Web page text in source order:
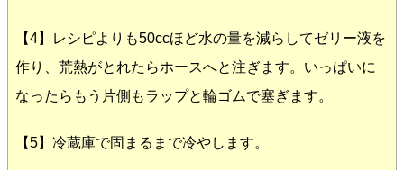
【4】レシピよりも50ccほど水の量を減らしてゼリー液を
作り、荒熱がとれたらホースへと注ぎます。いっぱいに
なったらもう片側もラップと輪ゴムで塞ぎます。
【5】冷蔵庫で固まるまで冷やします。